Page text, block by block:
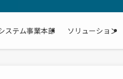
ステム事業本部 ソリューション